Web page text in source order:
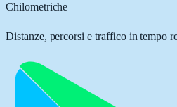
Chilometriche
Distanze, percorsi e traffico in tempo